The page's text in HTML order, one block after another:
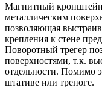
Магнитный кронштейн
металлическим
позволяющая
крепления к стене
Поворотный трегер
поверхностями, т.к.
отдельности. Помимо
штативе или треноге.